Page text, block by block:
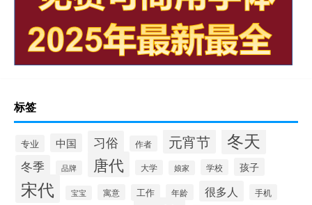
标签
专业 中国 习俗 作者 元宵节 冬天
冬季 品牌 唐代 大学 娘家 学校 孩子
宋代 宝宝 寓意 工作 年龄 很多人 手机